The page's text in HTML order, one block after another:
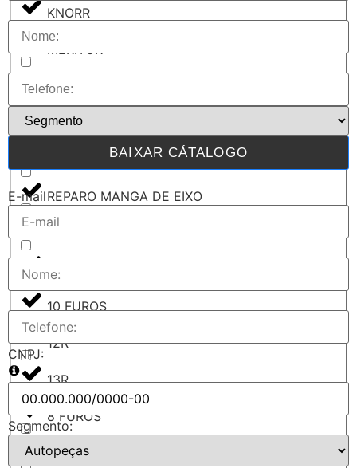
KNORR
MERITOR
WABCO
Z-KAM
REPARO MANGA DE EIXO
RODA DE AÇO
10 FUROS
12R
13R
8 FUROS
ARO 17
BAIXAR CÁTALOGO
E-mail
CNPJ:
Segmento: